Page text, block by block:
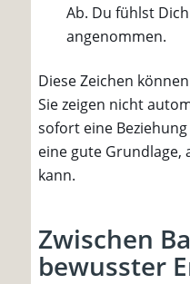
Ab. Du fühlst
angenommen.
Diese Zeichen
Sie zeigen nicht
sofort eine
eine gute Grundlage,
kann.
Zwischen
bewusster